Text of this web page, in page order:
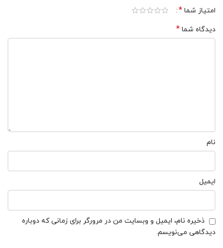
امتیاز شما *
دیدگاه شما *
نام
ایمیل
ذخیره نام، ایمیل و وبسایت من در مرورگر برای زمانی که دوباره
دیدگاهی می‌نویسم.